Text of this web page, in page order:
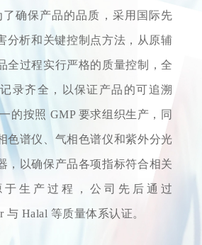
保产品的品质，采用国际先
分析和关键控制点方法，从原辅
全过程实行严格的质量控制，全
录齐全，以保证产品的可追溯
的按照 GMP 要求组织生产，同
色谱仪、气相色谱仪和紫外分光
，以确保产品各项指标符合相关
生产过程，公司先后通过
与 Halal 等质量体系认证。